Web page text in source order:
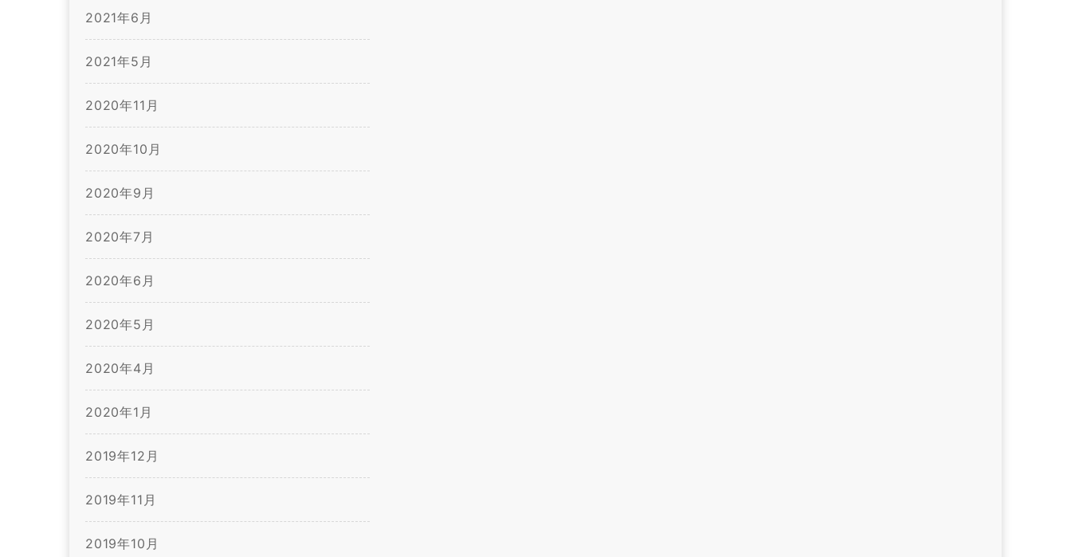
2021年6月
2021年5月
2020年11月
2020年10月
2020年9月
2020年7月
2020年6月
2020年5月
2020年4月
2020年1月
2019年12月
2019年11月
2019年10月